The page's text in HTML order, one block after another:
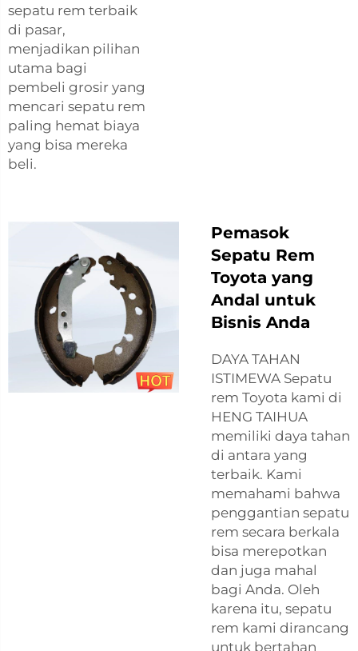
sepatu rem terbaik
di pasar,
menjadikan pilihan
utama bagi
pembeli grosir yang
mencari sepatu rem
paling hemat biaya
yang bisa mereka
beli.
Pemasok
Sepatu Rem
Toyota yang
Andal untuk
Bisnis Anda
DAYA TAHAN
ISTIMEWA Sepatu
rem Toyota kami di
HENG TAIHUA
memiliki daya tahan
di antara yang
terbaik. Kami
memahami bahwa
penggantian sepatu
rem secara berkala
bisa merepotkan
dan juga mahal
bagi Anda. Oleh
karena itu, sepatu
rem kami dirancang
untuk bertahan